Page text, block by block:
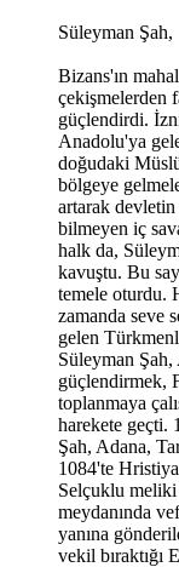
Süleyman Şah,
Bizans'ın
çekişmelerden
güçlendirdi.
Anadolu'ya
doğudaki
bölgeye
artarak
bilmeyen iç
halk da,
kavuştu. Bu
temele oturdu.
zamanda seve
gelen
Süleyman
güçlendirmek,
toplanmaya
harekete geçti.
Şah, Adana,
1084'te
Selçuklu meliki
meydanında
yanına
vekil bıraktığı